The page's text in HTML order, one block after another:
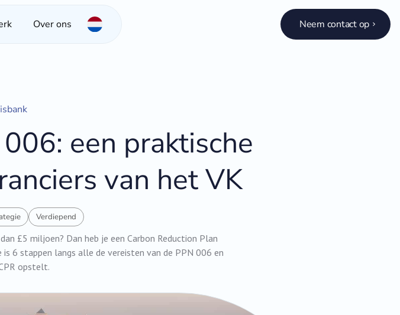
Over ons Neem contact op
een praktische
van het VK
Verdiepend
£5 miljoen? Dan heb je een Carbon Reduction Plan
6 stappen langs alle de vereisten van de PPN 006 en
opstelt.